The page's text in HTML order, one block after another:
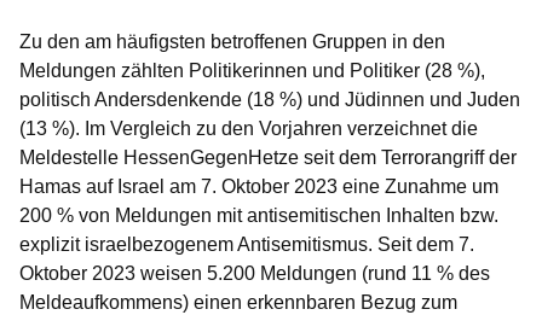
Zu den am häufigsten betroffenen Gruppen in den
Meldungen zählten Politikerinnen und Politiker (28 %),
politisch Andersdenkende (18 %) und Jüdinnen und Juden
(13 %). Im Vergleich zu den Vorjahren verzeichnet die
Meldestelle HessenGegenHetze seit dem Terrorangriff der
Hamas auf Israel am 7. Oktober 2023 eine Zunahme um
200 % von Meldungen mit antisemitischen Inhalten bzw.
explizit israelbezogenem Antisemitismus. Seit dem 7.
Oktober 2023 weisen 5.200 Meldungen (rund 11 % des
Meldeaufkommens) einen erkennbaren Bezug zum